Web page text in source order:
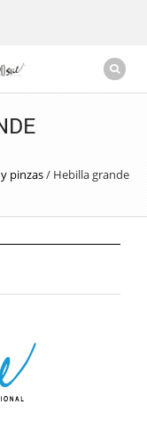
pinzas/ Hebilla grande